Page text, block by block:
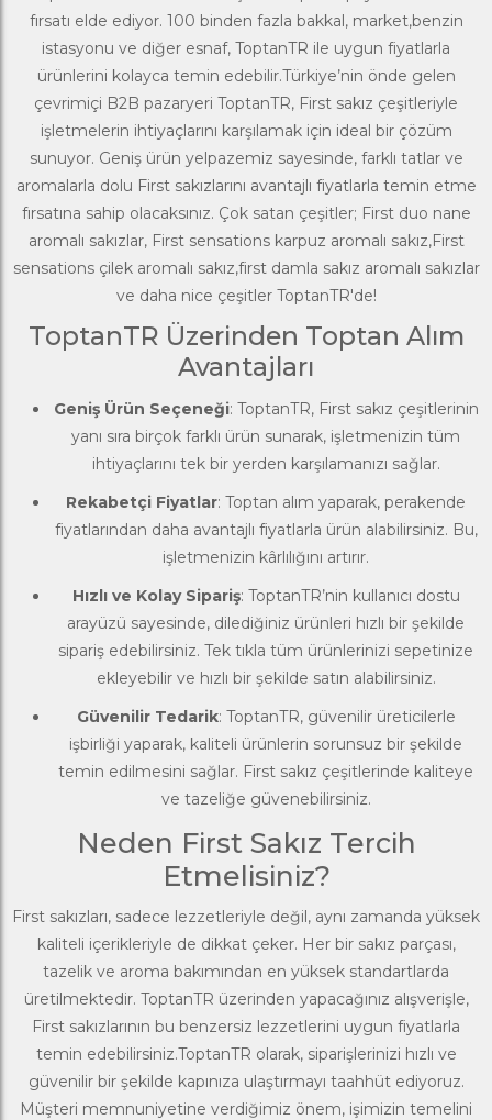
fırsatı elde ediyor. 100 binden fazla bakkal, market,benzin
istasyonu ve diğer esnaf, ToptanTR ile uygun fiyatlarla
ürünlerini kolayca temin edebilir.Türkiye’nin önde gelen
çevrimiçi B2B pazaryeri ToptanTR, First sakız çeşitleriyle
işletmelerin ihtiyaçlarını karşılamak için ideal bir çözüm
sunuyor. Geniş ürün yelpazemiz sayesinde, farklı tatlar ve
aromalarla dolu First sakızlarını avantajlı fiyatlarla temin etme
fırsatına sahip olacaksınız. Çok satan çeşitler; First duo nane
aromalı sakızlar, First sensations karpuz aromalı sakız,First
sensations çilek aromalı sakız,first damla sakız aromalı sakızlar
ve daha nice çeşitler ToptanTR'de!
ToptanTR Üzerinden Toptan Alım
Avantajları
Geniş Ürün Seçeneği: ToptanTR, First sakız çeşitlerinin
yanı sıra birçok farklı ürün sunarak, işletmenizin tüm
ihtiyaçlarını tek bir yerden karşılamanızı sağlar.
Rekabetçi Fiyatlar: Toptan alım yaparak, perakende
fiyatlarından daha avantajlı fiyatlarla ürün alabilirsiniz. Bu,
işletmenizin kârlılığını artırır.
Hızlı ve Kolay Sipariş: ToptanTR’nin kullanıcı dostu
arayüzü sayesinde, dilediğiniz ürünleri hızlı bir şekilde
sipariş edebilirsiniz. Tek tıkla tüm ürünlerinizi sepetinize
ekleyebilir ve hızlı bir şekilde satın alabilirsiniz.
Güvenilir Tedarik: ToptanTR, güvenilir üreticilerle
işbirliği yaparak, kaliteli ürünlerin sorunsuz bir şekilde
temin edilmesini sağlar. First sakız çeşitlerinde kaliteye
ve tazeliğe güvenebilirsiniz.
Neden First Sakız Tercih
Etmelisiniz?
First sakızları, sadece lezzetleriyle değil, aynı zamanda yüksek
kaliteli içerikleriyle de dikkat çeker. Her bir sakız parçası,
tazelik ve aroma bakımından en yüksek standartlarda
üretilmektedir. ToptanTR üzerinden yapacağınız alışverişle,
First sakızlarının bu benzersiz lezzetlerini uygun fiyatlarla
temin edebilirsiniz.ToptanTR olarak, siparişlerinizi hızlı ve
güvenilir bir şekilde kapınıza ulaştırmayı taahhüt ediyoruz.
Müşteri memnuniyetine verdiğimiz önem, işimizin temelini